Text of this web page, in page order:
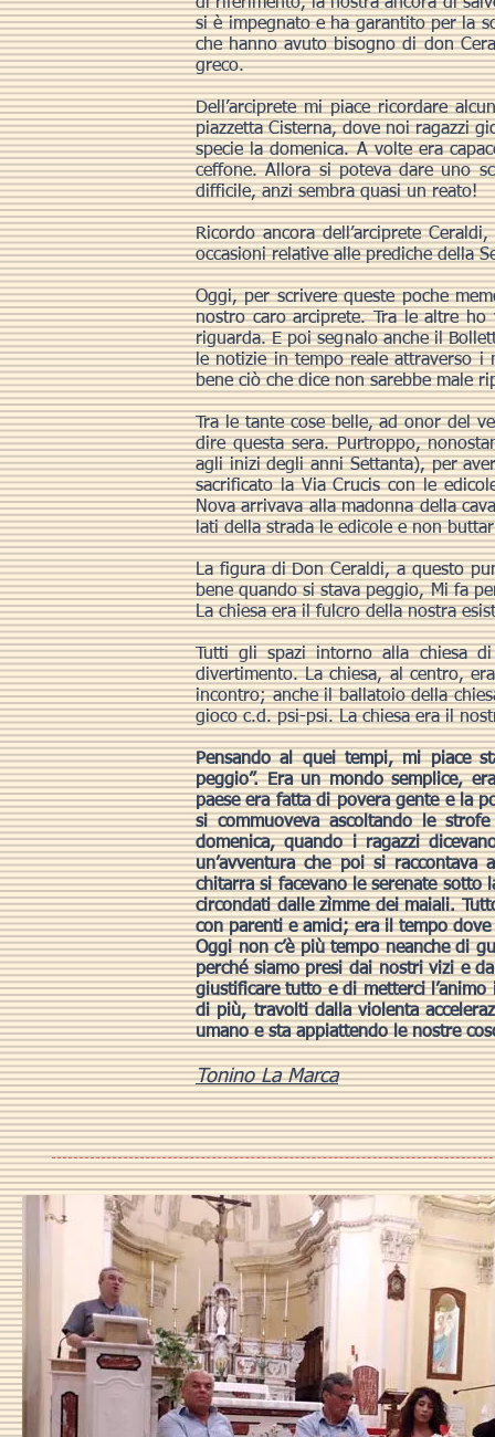
si è impegnato e ha garantito per la
che hanno avuto bisogno di don
greco.
Dell’arciprete mi piace ricordare
piazzetta Cisterna, dove noi ragazzi
specie la domenica. A volte era
ceffone. Allora si poteva dare uno
difficile, anzi sembra quasi un reato!
Ricordo ancora dell’arciprete
occasioni relative alle prediche della
Oggi, per scrivere queste poche
nostro caro arciprete. Tra le altre
riguarda. E poi segnalo anche il
le notizie in tempo reale attraverso i
bene ciò che dice non sarebbe male
Tra le tante cose belle, ad onor del
dire questa sera. Purtroppo,
agli inizi degli anni Settanta), per
sacrificato la Via Crucis con le
Nova arrivava alla madonna della
lati della strada le edicole e non
La figura di Don Ceraldi, a questo
bene quando si stava peggio, Mi fa
La chiesa era il fulcro della nostra
Tutti gli spazi intorno alla chiesa
divertimento. La chiesa, al centro,
incontro; anche il ballatoio della
gioco c.d. psi-psi. La chiesa era il
Pensando al quei tempi, mi piace
peggio”. Era un mondo semplice,
paese era fatta di povera gente e la
si commuoveva ascoltando le
domenica, quando i ragazzi
un’avventura che poi si
chitarra si facevano le serenate
circondati dalle zìmme dei maiali.
con parenti e amici; era il tempo
Oggi non c’è più tempo neanche di
perché siamo presi dai nostri vizi e
giustificare tutto e di metterci
di più, travolti dalla violenta
umano e sta appiattendo le nostre
Tonino La Marca